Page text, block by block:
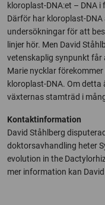
kloroplast-DNA:et – DNA
Därför har kloroplast-
undersökningar för att
linjer hör. Men David
vetenskaplig synpunkt får
Marie nycklar
kloroplast-DNA. Om
växternas stamträd i
Kontaktinformation
David Ståhlberg
doktorsavhandling heter
evolution in the
mer information kan